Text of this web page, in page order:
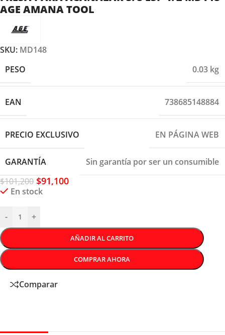
AGE AMANA TOOL
SKU: MD148
PESO
0.03 kg
EAN 738685148884
PRECIO EXCLUSIVO EN PÁGINA WEB
GARANTÍA
Sin garantía por ser un consumible
$101,200 $91,100
En stock
- +
AÑADIR AL CARRITO
COMPRAR AHORA
Comparar